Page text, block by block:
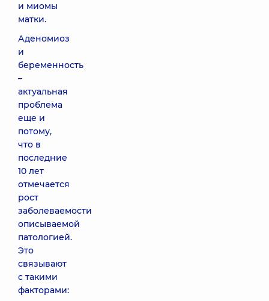
и миомы
матки.
Аденомиоз
и
беременность
–
актуальная
проблема
еще и
потому,
что в
последние
10 лет
отмечается
рост
заболеваемости
описываемой
патологией.
Это
связывают
с такими
факторами: